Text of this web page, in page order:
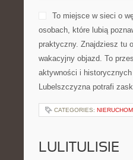
To miejsce w sieci o
osobach, które lubią
praktyczny. Znajdziesz tu
wakacyjny objazd. To
aktywności i
Lubelszczyzna potrafi
CATEGORIES:
LULITULISIE